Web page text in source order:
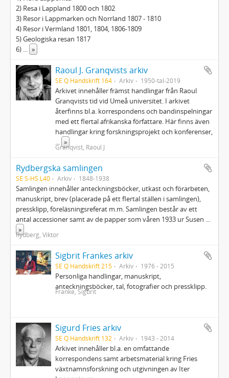
2) Resa i Lappland 1800 och 1802
3) Resor i Lappmarken och Norrland 1807 - 1810
4) Resor i Vermland 1801, 1804, 1806-1809
5) Geologiska resan 1817
6) ... »
Raoul J. Granqvists arkiv
SE Q Handskrift 164 Arkiv 1950-tal-2019
Arkivet innehåller främst handlingar från Raoul
Granqvists tid vid Umeå universitet. I arkivet
återfinns bl.a. korrespondens och bandinspelningar
med ett flertal afrikanska författare. Här finns även
handlingar kring forskningsprojekt och konferenser,
... »
Granqvist, Raoul J
Rydbergska samlingen
SE S-HS L40 Arkiv 1848-1938
Samlingen innehåller anteckningsböcker, utkast och förarbeten,
manuskript, brev (placerade på ett flertal ställen i samlingen),
pressklipp, föreläsningsreferat m.m. Samlingen består av ett
antal accessioner samt av de papper som våren 1933 ur Susen ...
»
Rydberg, Viktor
Sigbrit Frankes arkiv
SE Q Handskrift 215 Arkiv 1976 - 2015
Personliga handlingar, manuskript,
anteckningsböcker, tal, fotografier och pressklipp.
Franke, Sigbrit
Sigurd Fries arkiv
SE Q Handskrift 132 Arkiv 1943 - 2014
Arkivet innehåller bl.a. en omfattande
korrespondens samt arbetsmaterial kring Fries
växtnamnsforskning och utgivningen av Iter